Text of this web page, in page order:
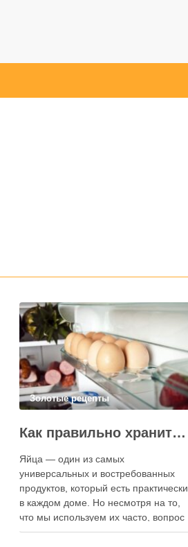
Золотые рецепты
Как правильно хранить яйца: в холодильнике или на полке?
Яйца — один из самых
универсальных и востребованных
продуктов, который есть практически
в каждом доме. Но несмотря на то,
что мы используем их часто, вопрос
хранения остаётся актуальным: где